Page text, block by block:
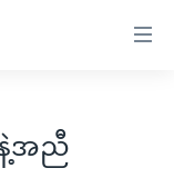
နဲ့အညီ